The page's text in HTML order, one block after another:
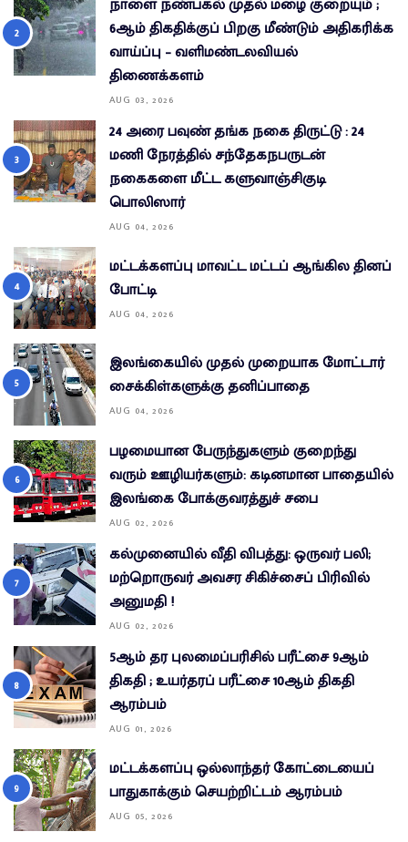
6ஆம் திகதிக்குப் பிறகு மீண்டும் அதிகரிக்க
வாய்ப்பு – வளிமண்டலவியல்
திணைக்களம்
AUG 03, 2026
24 அரை பவுண் தங்க நகை திருட்டு : 24
மணி நேரத்தில் சந்தேகநபருடன்
நகைகளை மீட்ட களுவாஞ்சிகுடி
பொலிஸார்
AUG 04, 2026
மட்டக்களப்பு மாவட்ட மட்டப் ஆங்கில தினப்
போட்டி
AUG 04, 2026
இலங்கையில் முதல் முறையாக மோட்டார்
சைக்கிள்களுக்கு தனிப்பாதை
AUG 04, 2026
பழமையான பேருந்துகளும் குறைந்து
வரும் ஊழியர்களும்: கடினமான பாதையில்
இலங்கை போக்குவரத்துச் சபை
AUG 02, 2026
கல்முனையில் வீதி விபத்து: ஒருவர் பலி;
மற்றொருவர் அவசர சிகிச்சைப் பிரிவில்
அனுமதி !
AUG 02, 2026
5ஆம் தர புலமைப்பரிசில் பரீட்சை 9ஆம்
திகதி ; உயர்தரப் பரீட்சை 10ஆம் திகதி
ஆரம்பம்
AUG 01, 2026
மட்டக்களப்பு ஒல்லாந்தர் கோட்டையைப்
பாதுகாக்கும் செயற்றிட்டம் ஆரம்பம்
AUG 05, 2026